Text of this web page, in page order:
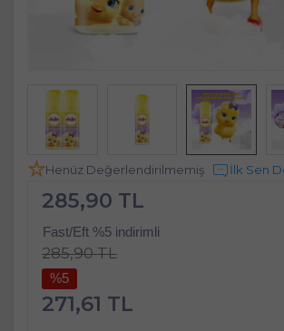
Henüz Değerlendirilmemiş İlk Sen
285,90 TL
Fast/Eft %5 indirimli
285,90 TL
%5
271,61 TL